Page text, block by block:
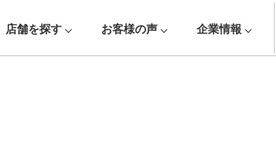
店舗を探す お客様の声 企業情報